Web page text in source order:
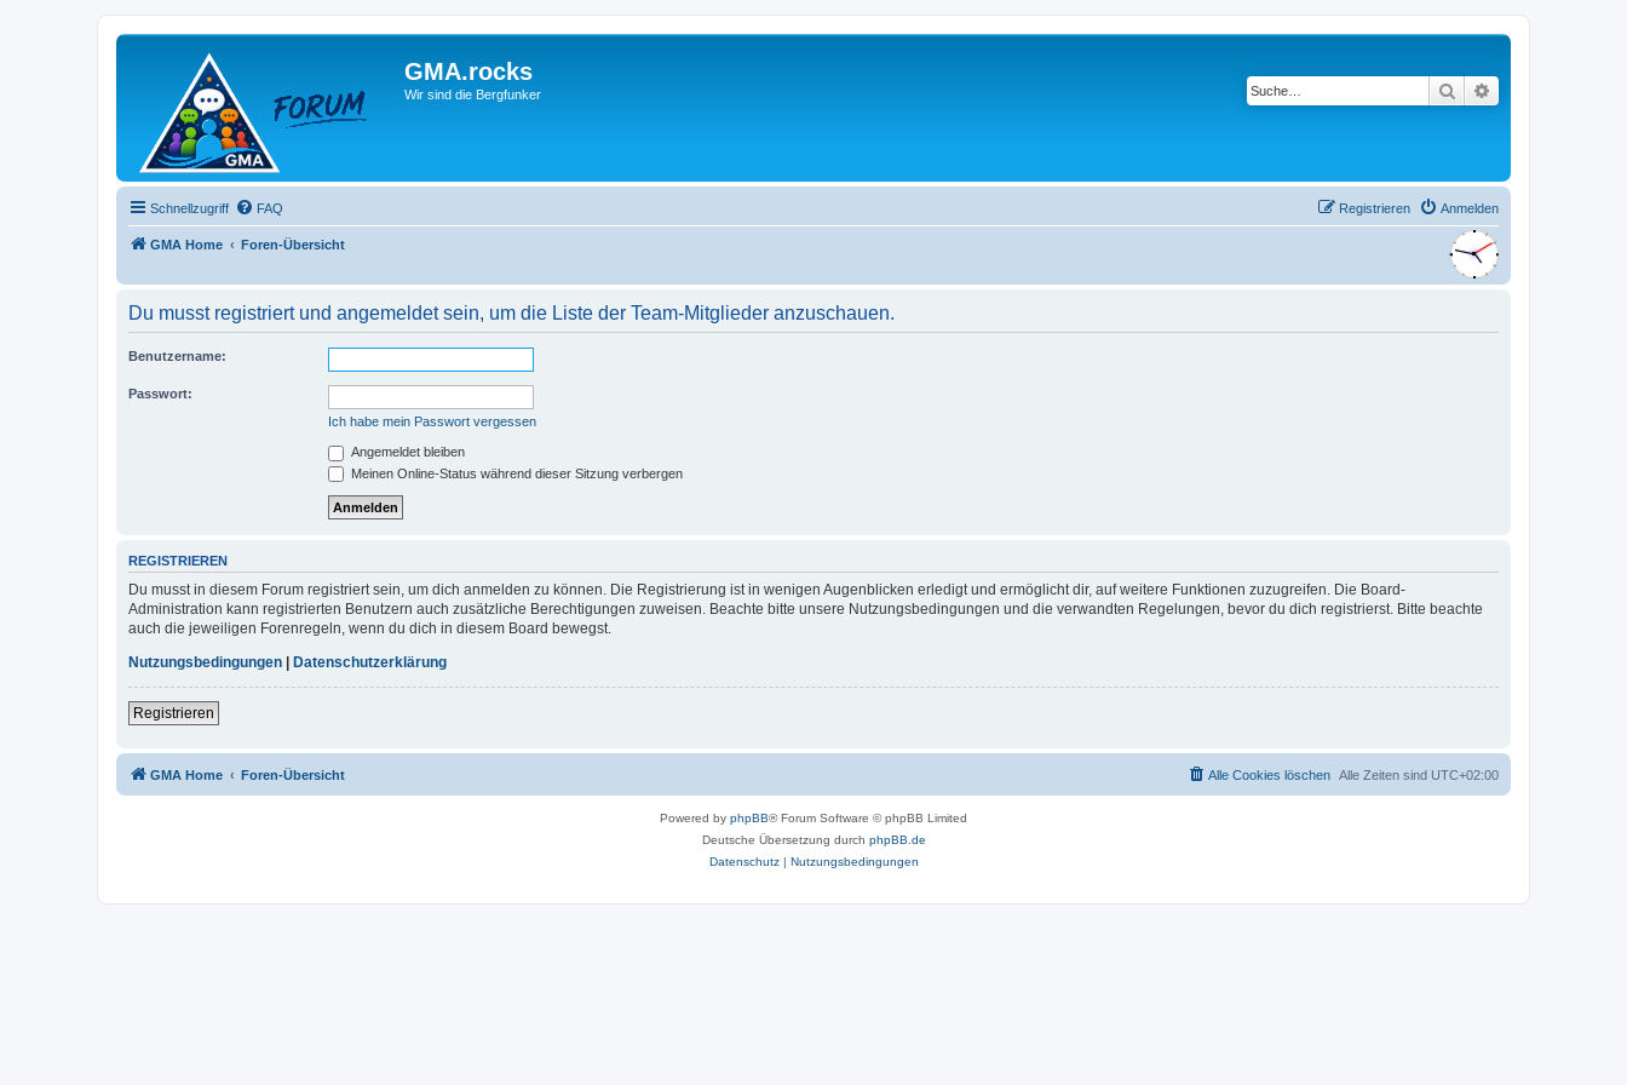
GMA.rocks
Wir sind die Bergfunker Suche
Schnellzugriff FAQ Anmelden
Registrieren
GMA Home Foren-Übersicht
Du musst registriert und angemeldet sein, um die Liste der Team-Mitglieder anzuschauen.
Benutzername:
Passwort:
Ich habe mein Passwort vergessen
Angemeldet bleiben
Meinen Online-Status während dieser Sitzung verbergen
REGISTRIEREN
Du musst in diesem Forum registriert sein, um dich anmelden zu können. Die Registrierung ist in wenigen Augenblicken erledigt und ermöglicht dir, auf weitere Funktionen zuzugreifen. Die Board-
Administration kann registrierten Benutzern auch zusätzliche Berechtigungen zuweisen. Beachte bitte unsere Nutzungsbedingungen und die verwandten Regelungen, bevor du dich registrierst. Bitte beachte
auch die jeweiligen Forenregeln, wenn du dich in diesem Board bewegst.
Nutzungsbedingungen | Datenschutzerklärung
Registrieren
GMA Home Foren-Übersicht Alle Zeiten sind UTC+02:00
Alle Cookies löschen
Powered by phpBB® Forum Software © phpBB Limited
Deutsche Übersetzung durch phpBB.de
Datenschutz| Nutzungsbedingungen